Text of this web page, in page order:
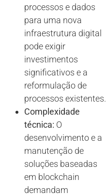
processos e dados
para uma nova
infraestrutura digital
pode exigir
investimentos
significativos e a
reformulação de
processos existentes.
Complexidade
técnica: O
desenvolvimento e a
manutenção de
soluções baseadas
em blockchain
demandam